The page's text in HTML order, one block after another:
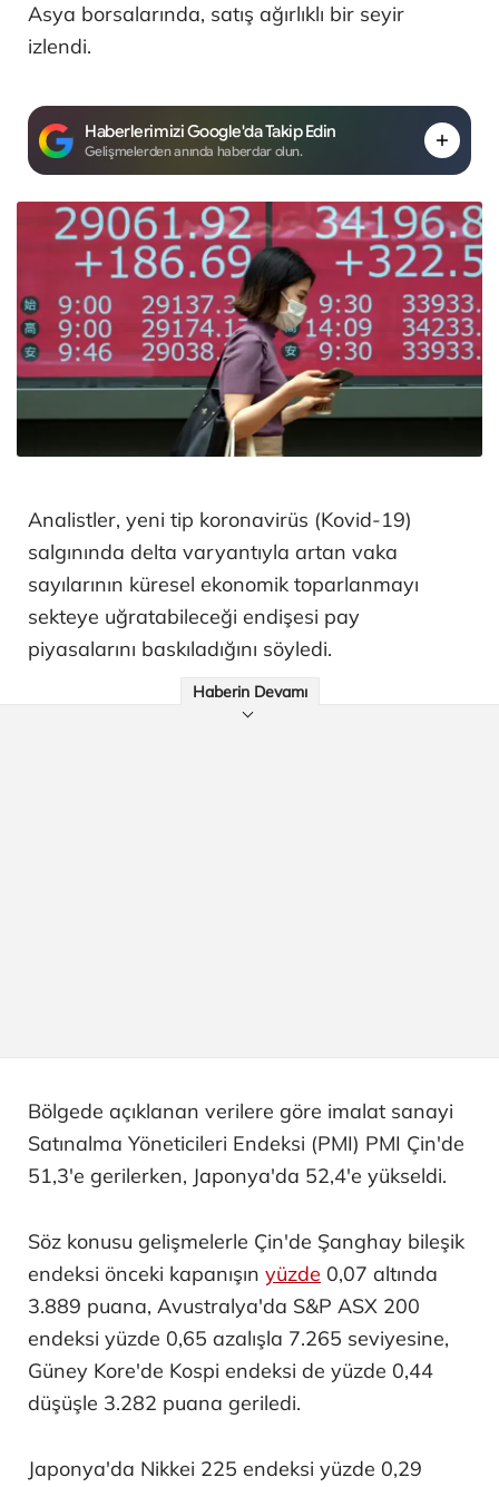
Asya borsalarında, satış ağırlıklı bir seyir
izlendi.
Haberlerimizi Google'da Takip Edin
Gelişmelerden anında haberdar olun.
Analistler, yeni tip koronavirüs (Kovid-19)
salgınında delta varyantıyla artan vaka
sayılarının küresel ekonomik toparlanmayı
sekteye uğratabileceği endişesi pay
piyasalarını baskıladığını söyledi.
Haberin Devamı
Bölgede açıklanan verilere göre imalat sanayi
Satınalma Yöneticileri Endeksi (PMI) PMI Çin'de
51,3'e gerilerken, Japonya'da 52,4'e yükseldi.
Söz konusu gelişmelerle Çin'de Şanghay bileşik
endeksi önceki kapanışın yüzde 0,07 altında
3.889 puana, Avustralya'da S&P ASX 200
endeksi yüzde 0,65 azalışla 7.265 seviyesine,
Güney Kore'de Kospi endeksi de yüzde 0,44
düşüşle 3.282 puana geriledi.
Japonya'da Nikkei 225 endeksi yüzde 0,29